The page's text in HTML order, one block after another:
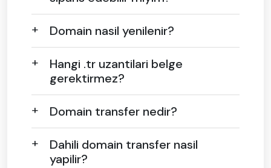
Domain nasil yenilenir?
Hangi .tr uzantilari belge
gerektirmez?
Domain transfer nedir?
Dahili domain transfer nasil
yapilir?